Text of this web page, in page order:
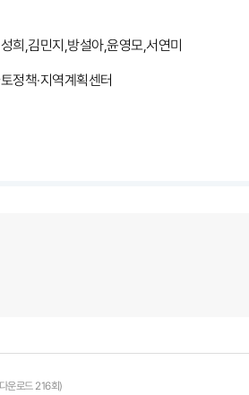
희,김민지,방설아,윤영모,서연미
정책·지역계획센터
운로드 216회)